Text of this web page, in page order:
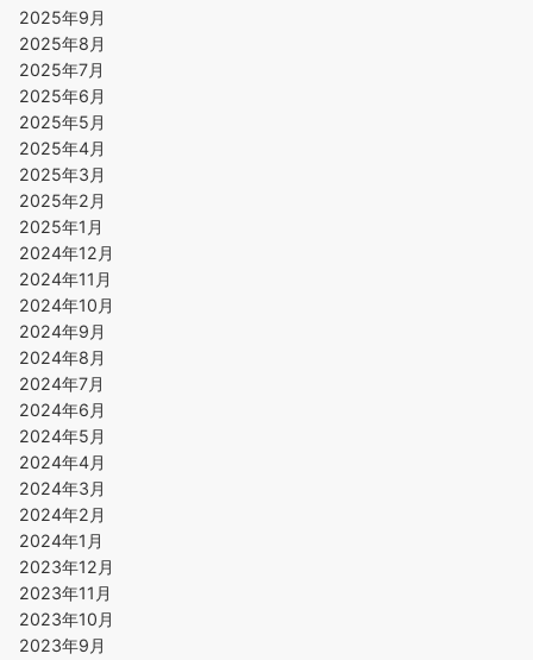
2025年9月
2025年8月
2025年7月
2025年6月
2025年5月
2025年4月
2025年3月
2025年2月
2025年1月
2024年12月
2024年11月
2024年10月
2024年9月
2024年8月
2024年7月
2024年6月
2024年5月
2024年4月
2024年3月
2024年2月
2024年1月
2023年12月
2023年11月
2023年10月
2023年9月